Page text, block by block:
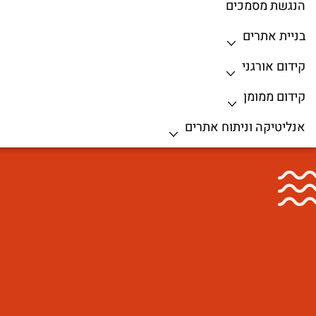
הנגשת מסמכים
בניית אתרים
קידום אורגני
קידום ממומן
אנליטיקה וניתוח אתרים